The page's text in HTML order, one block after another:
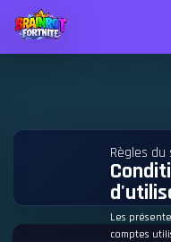
Règles du
Les
comptes